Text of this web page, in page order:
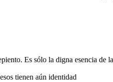
Es sólo la digna esencia de
tienen aún identidad